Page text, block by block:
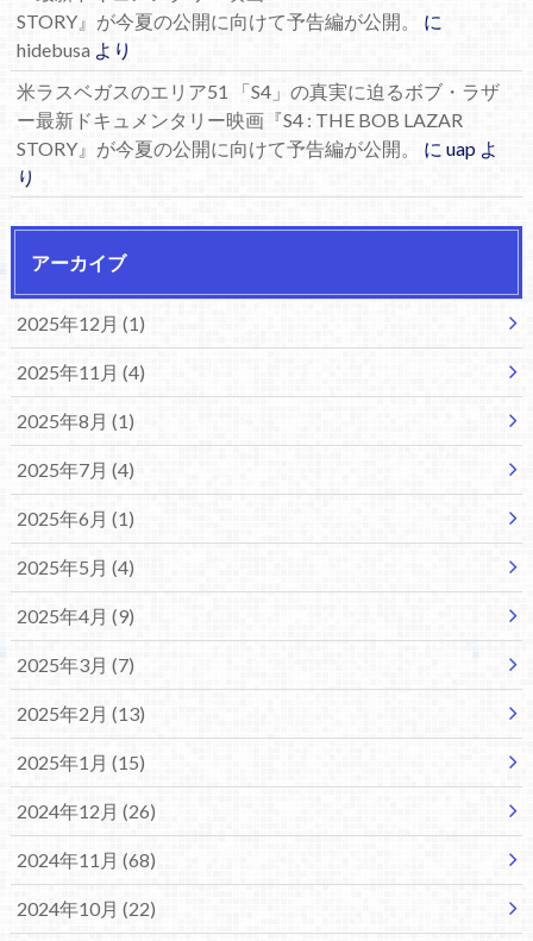
STORY』が今夏の公開に向けて予告編が公開。
に
hidebusaより
米ラスベガスのエリア51 「S4」の真実に迫るボブ・ラザ
ー最新ドキュメンタリー映画『S4 : THE BOB LAZAR
STORY』が今夏の公開に向けて予告編が公開。
に uapよ
り
アーカイブ
2025年12月 (1)
2025年11月 (4)
2025年8月 (1)
2025年7月 (4)
2025年6月 (1)
2025年5月 (4)
2025年4月 (9)
2025年3月 (7)
2025年2月 (13)
2025年1月 (15)
2024年12月 (26)
2024年11月 (68)
2024年10月 (22)